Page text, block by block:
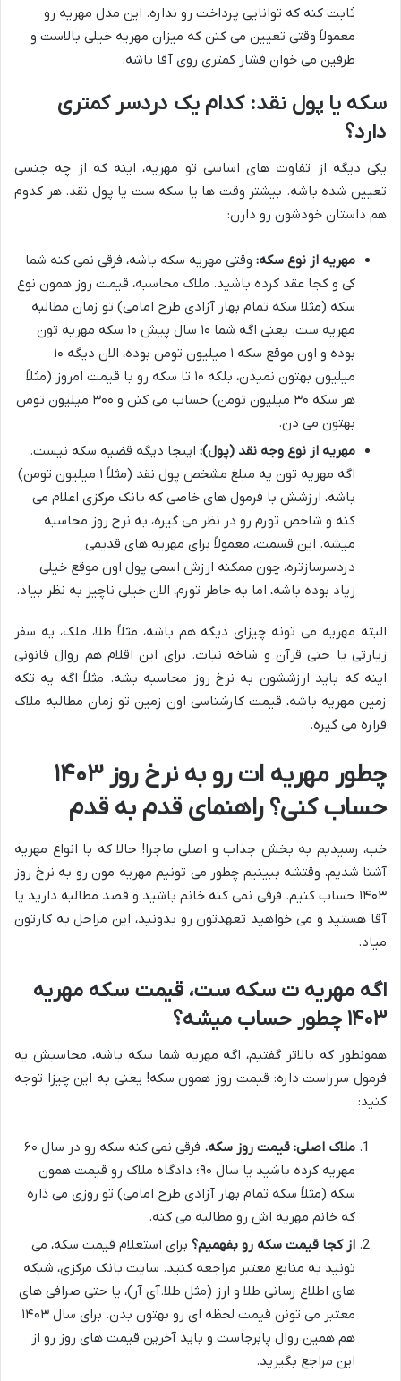
ثابت کنه که توانایی پرداخت رو نداره. این مدل مهریه رو
معمولاً وقتی تعیین می کنن که میزان مهریه خیلی بالاست و
طرفین می خوان فشار کمتری روی آقا باشه.
سکه یا پول نقد: کدام یک دردسر کمتری
دارد؟
یکی دیگه از تفاوت های اساسی تو مهریه، اینه که از چه جنسی
تعیین شده باشه. بیشتر وقت ها یا سکه ست یا پول نقد. هر کدوم
هم داستان خودشون رو دارن:
مهریه از نوع سکه: وقتی مهریه سکه باشه، فرقی نمی کنه شما
کی و کجا عقد کرده باشید. ملاک محاسبه، قیمت روز همون نوع
سکه (مثلا سکه تمام بهار آزادی طرح امامی) تو زمان مطالبه
مهریه ست. یعنی اگه شما ۱۰ سال پیش ۱۰ سکه مهریه تون
بوده و اون موقع سکه ۱ میلیون تومن بوده، الان دیگه ۱۰
میلیون بهتون نمیدن، بلکه ۱۰ تا سکه رو با قیمت امروز (مثلاً
هر سکه ۳۰ میلیون تومن) حساب می کنن و ۳۰۰ میلیون تومن
بهتون می دن.
مهریه از نوع وجه نقد (پول): اینجا دیگه قضیه سکه نیست.
اگه مهریه تون یه مبلغ مشخص پول نقد (مثلاً ۱ میلیون تومن)
باشه، ارزشش با فرمول های خاصی که بانک مرکزی اعلام می
کنه و شاخص تورم رو در نظر می گیره، به نرخ روز محاسبه
میشه. این قسمت، معمولاً برای مهریه های قدیمی
دردسرسازتره، چون ممکنه ارزش اسمی پول اون موقع خیلی
زیاد بوده باشه، اما به خاطر تورم، الان خیلی ناچیز به نظر بیاد.
البته مهریه می تونه چیزای دیگه هم باشه، مثلاً طلا، ملک، یه سفر
زیارتی یا حتی قرآن و شاخه نبات. برای این اقلام هم روال قانونی
اینه که باید ارزششون به نرخ روز محاسبه بشه. مثلاً اگه یه تکه
زمین مهریه باشه، قیمت کارشناسی اون زمین تو زمان مطالبه ملاک
قراره می گیره.
چطور مهریه ات رو به نرخ روز ۱۴۰۳
حساب کنی؟ راهنمای قدم به قدم
خب، رسیدیم به بخش جذاب و اصلی ماجرا! حالا که با انواع مهریه
آشنا شدیم، وقتشه ببینیم چطور می تونیم مهریه مون رو به نرخ روز
۱۴۰۳ حساب کنیم. فرقی نمی کنه خانم باشید و قصد مطالبه دارید یا
آقا هستید و می خواهید تعهدتون رو بدونید، این مراحل به کارتون
میاد.
اگه مهریه ت سکه ست، قیمت سکه مهریه
۱۴۰۳ چطور حساب میشه؟
همونطور که بالاتر گفتیم، اگه مهریه شما سکه باشه، محاسبش یه
فرمول سرراست داره: قیمت روز همون سکه! یعنی به این چیزا توجه
کنید:
ملاک اصلی: قیمت روز سکه.
فرقی نمی کنه سکه رو در سال ۶۰
مهریه کرده باشید یا سال ۹۰؛ دادگاه ملاک رو قیمت همون
سکه (مثلاً سکه تمام بهار آزادی طرح امامی) تو روزی می ذاره
که خانم مهریه اش رو مطالبه می کنه.
از کجا قیمت سکه رو بفهمیم؟ برای استعلام قیمت سکه، می
تونید به منابع معتبر مراجعه کنید. سایت بانک مرکزی، شبکه
های اطلاع رسانی طلا و ارز (مثل طلا.آی آر)، یا حتی صرافی های
معتبر می تونن قیمت لحظه ای رو بهتون بدن. برای سال ۱۴۰۳
هم همین روال پابرجاست و باید آخرین قیمت های روز رو از
این مراجع بگیرید.